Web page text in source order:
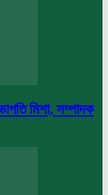
মিশা, সম্পাদক